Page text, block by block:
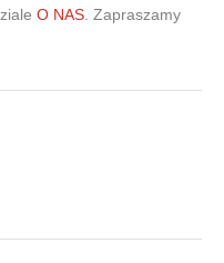
O NAS . Zapraszamy